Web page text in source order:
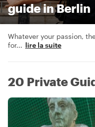
guide in Berlin
Whatever your passion,
for... lire la suite
20 Private